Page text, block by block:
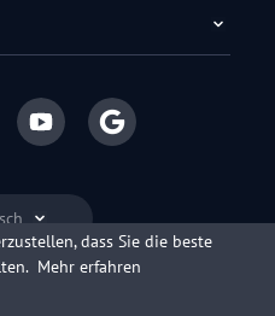
Rechte vorbehalten.
dass Sie die beste
Mehr erfahren